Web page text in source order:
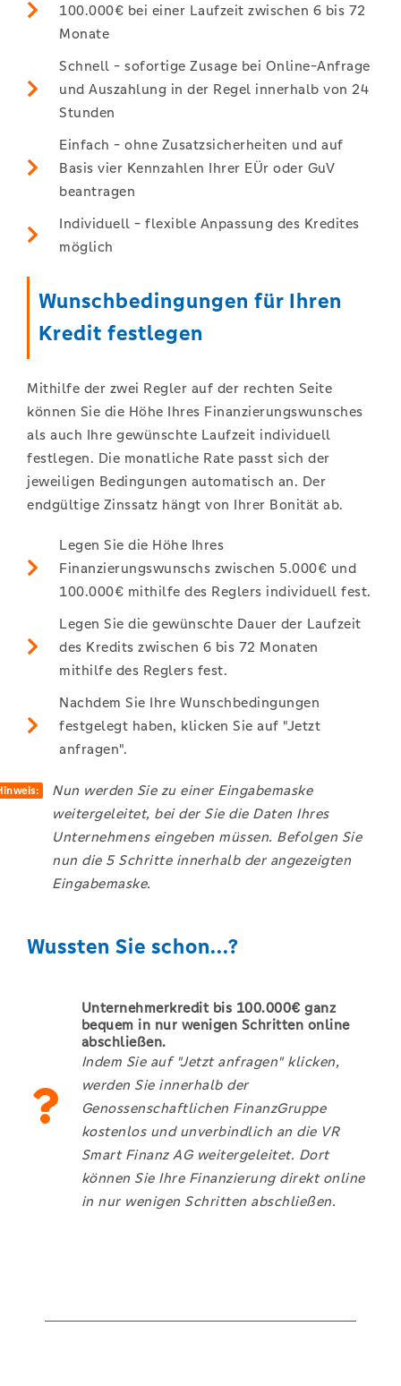
100.000€ bei einer Laufzeit zwischen 6 bis 72
Monate
Schnell - sofortige Zusage bei Online-Anfrage
und Auszahlung in der Regel innerhalb von 24
Stunden
Einfach - ohne Zusatzsicherheiten und auf
Basis vier Kennzahlen Ihrer EÜr oder GuV
beantragen
Individuell - flexible Anpassung des Kredites
möglich
Wunschbedingungen für Ihren
Kredit festlegen
Mithilfe der zwei Regler auf der rechten Seite
können Sie die Höhe Ihres Finanzierungswunsches
als auch Ihre gewünschte Laufzeit individuell
festlegen. Die monatliche Rate passt sich der
jeweiligen Bedingungen automatisch an. Der
endgültige Zinssatz hängt von Ihrer Bonität ab.
Legen Sie die Höhe Ihres
Finanzierungswunschs zwischen 5.000€ und
100.000€ mithilfe des Reglers individuell fest.
Legen Sie die gewünschte Dauer der Laufzeit
des Kredits zwischen 6 bis 72 Monaten
mithilfe des Reglers fest.
Nachdem Sie Ihre Wunschbedingungen
festgelegt haben, klicken Sie auf "Jetzt
anfragen".
Nun werden Sie zu einer Eingabemaske
weitergeleitet, bei der Sie die Daten Ihres
Unternehmens eingeben müssen. Befolgen Sie
nun die 5 Schritte innerhalb der angezeigten
Eingabemaske.
Wussten Sie schon...?
Unternehmerkredit bis 100.000€ ganz
bequem in nur wenigen Schritten online
abschließen.
Indem Sie auf "Jetzt anfragen" klicken,
werden Sie innerhalb der
Genossenschaftlichen FinanzGruppe
kostenlos und unverbindlich an die VR
Smart Finanz AG weitergeleitet. Dort
können Sie Ihre Finanzierung direkt online
in nur wenigen Schritten abschließen.